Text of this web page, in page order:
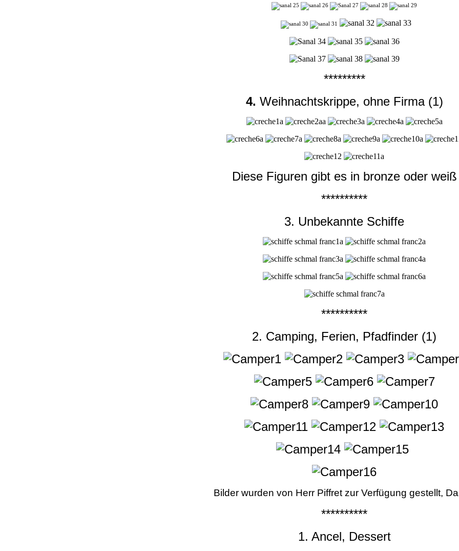
*********
4. Weihnachtskrippe, ohne Firma (1)
Diese Figuren gibt es in bronze oder weiß
**********
3. Unbekannte Schiffe
**********
2. Camping, Ferien, Pfadfinder (1)
Bilder wurden von Herr Piffret zur Verfügung gestellt,
**********
1. Ancel, Dessert